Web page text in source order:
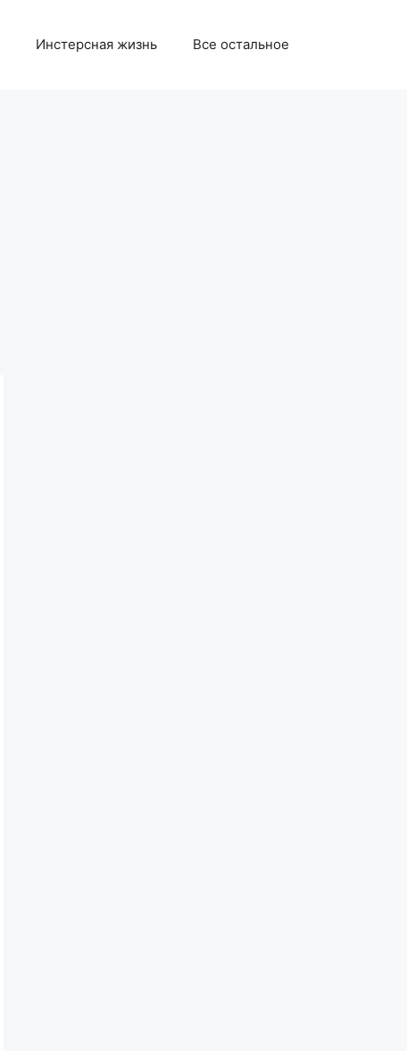
Инстерсная жизнь Все остальное